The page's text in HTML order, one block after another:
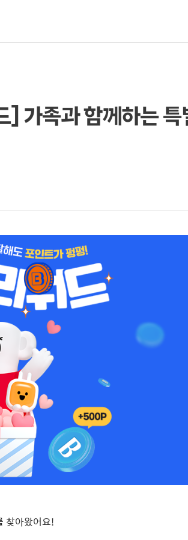
] 가족과 함께하는 특
찾아왔어요!